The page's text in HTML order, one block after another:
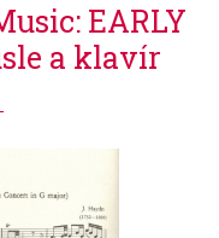
EARLY
a klavír